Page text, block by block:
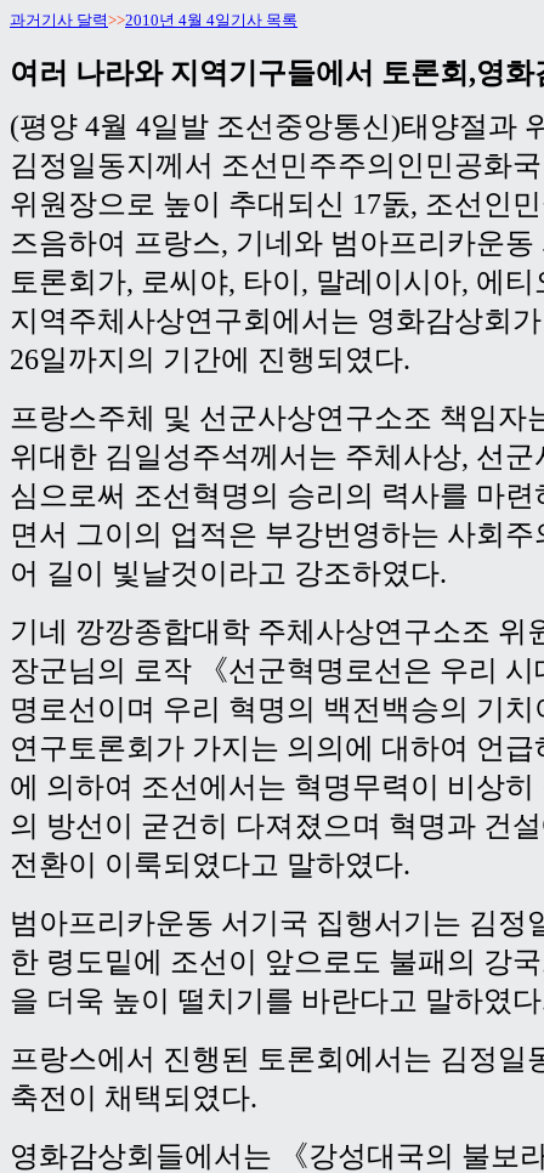
과거기사 달력>>2010년 4월 4일기사 목록
여러 나라와 지역기구들에서 토론회,영화
(평양 4월 4일발 조선중앙통신)태양절과
김정일동지께서 조선민주주의인민공화
위원장으로 높이 추대되신 17돐, 조선인
즈음하여 프랑스, 기네와 범아프리카운
토론회가, 로씨야, 타이, 말레이시아, 에
지역주체사상연구회에서는 영화감상회
26일까지의 기간에 진행되였다.
프랑스주체 및 선군사상연구소조 책임자
위대한 김일성주석께서는 주체사상, 선
심으로써 조선혁명의 승리의 력사를 마
면서 그이의 업적은 부강번영하는 사회
어 길이 빛날것이라고 강조하였다.
기네 깡깡종합대학 주체사상연구소조 위
장군님의 로작 《선군혁명로선은 우리
명로선이며 우리 혁명의 백전백승의 기
연구토론회가 가지는 의의에 대하여 언
에 의하여 조선에서는 혁명무력이 비상
의 방선이 굳건히 다져졌으며 혁명과 건
전환이 이룩되였다고 말하였다.
범아프리카운동 서기국 집행서기는 김정
한 령도밑에 조선이 앞으로도 불패의 강
을 더욱 높이 떨치기를 바란다고 말하였
프랑스에서 진행된 토론회에서는 김정일
축전이 채택되였다.
영화감상회들에서는 《강성대국의 불보